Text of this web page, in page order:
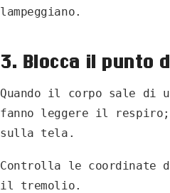
lampeggiano.
3. Blocca il punto
Quando il corpo sale
fanno leggere il
sulla tela.
Controlla le coordinate
il tremolio.